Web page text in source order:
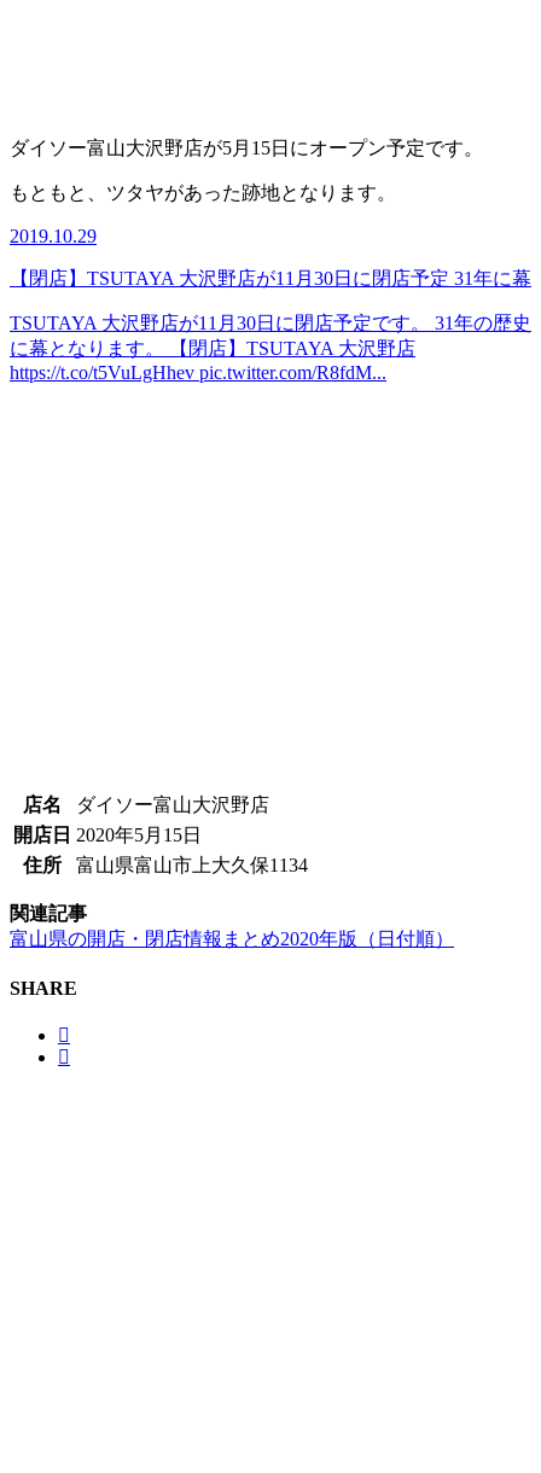
ダイソー富山大沢野店が5月15日にオープン予定です。
もともと、ツタヤがあった跡地となります。
2019.10.29
【閉店】TSUTAYA 大沢野店が11月30日に閉店予定 31年に幕
TSUTAYA 大沢野店が11月30日に閉店予定です。 31年の歴史
に幕となります。 【閉店】TSUTAYA 大沢野店
https://t.co/t5VuLgHhev pic.twitter.com/R8fdM...
店名
ダイソー富山大沢野店
開店日 2020年5月15日
住所
富山県富山市上大久保1134
関連記事
富山県の開店・閉店情報まとめ2020年版（日付順）
SHARE